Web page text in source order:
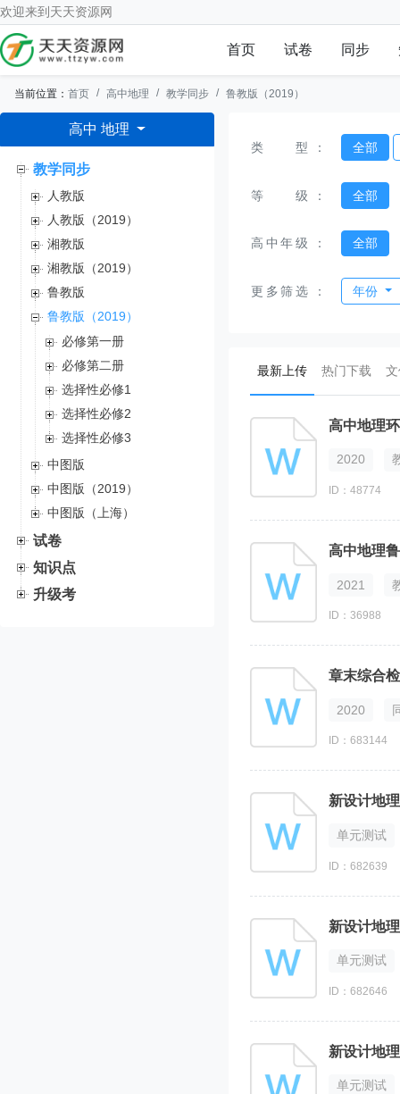
欢迎来到 天天资源网
首页 试卷 同步
当前位置： 首页 高中地理 教学同步 鲁教版（2019）
高中 地理
教学同步
人教版
人教版（2019）
湘教版
湘教版（2019）
鲁教版
鲁教版（2019）
必修第一册
必修第二册
选择性必修1
选择性必修2
选择性必修3
中图版
中图版（2019）
中图版（上海）
试卷
知识点
升级考
类型 ： 全部
等级 ： 全部
高中年级 ： 全部
更多筛选 ： 年份
最新上传(current)
热门下载
高中地理
2020
ID：48774
高中地理
2021
ID：36988
章末综合
2020
ID：683144
新设计地
单元测试
ID：682639
新设计地
单元测试
ID：682646
新设计地
单元测试